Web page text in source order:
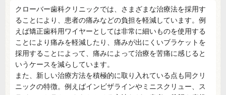
クローバー歯科クリニックでは、さまざまな治療法を採用す
ることにより、患者の痛みなどの負担を軽減しています。例
えば矯正歯科用ワイヤーとしては非常に細いものを使用する
ことにより痛みを軽減したり、痛みが出にくいブラケットを
採用することによって、痛みによって治療を苦痛に感じると
いうケースを減らしています。
また、新しい治療方法を積極的に取り入れている点も同クリ
ニックの特徴。例えばインビザラインやミニスクリュー、ス